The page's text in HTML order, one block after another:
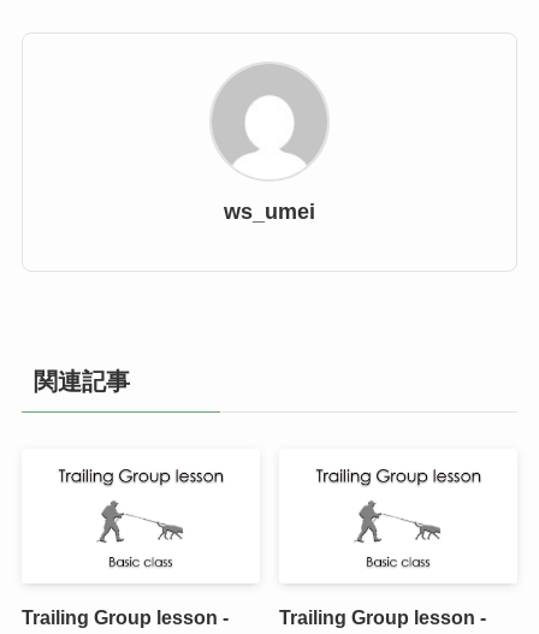
ws_umei
関連記事
Trailing Group lesson -
Trailing Group lesson -